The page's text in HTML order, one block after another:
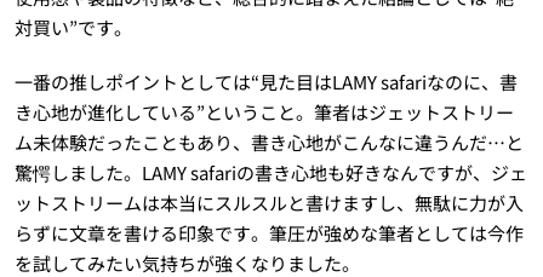
対買い”です。
一番の推しポイントとしては“見た目はLAMY safariなのに、書
き心地が進化している”ということ。筆者はジェットストリー
ム未体験だったこともあり、書き心地がこんなに違うんだ…と
驚愕しました。LAMY safariの書き心地も好きなんですが、ジェ
ットストリームは本当にスルスルと書けますし、無駄に力が入
らずに文章を書ける印象です。筆圧が強めな筆者としては今作
を試してみたい気持ちが強くなりました。